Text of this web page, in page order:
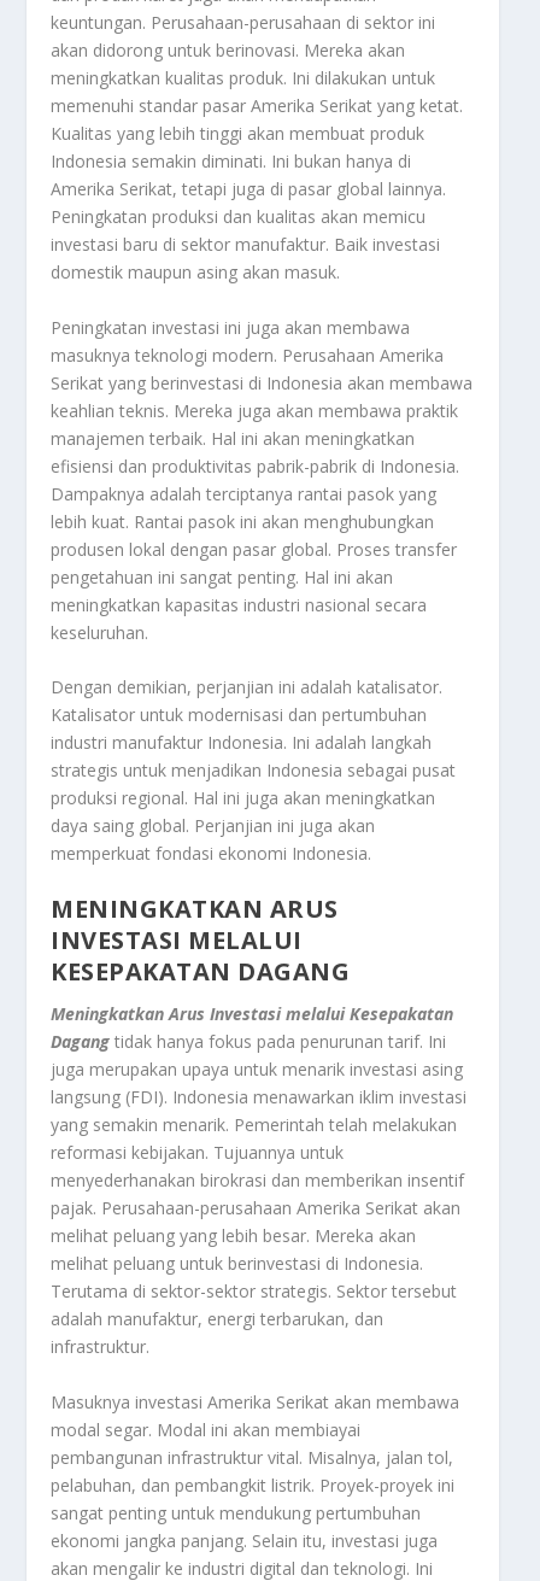
keuntungan. Perusahaan-perusahaan di sektor ini
akan didorong untuk berinovasi. Mereka akan
meningkatkan kualitas produk. Ini dilakukan untuk
memenuhi standar pasar Amerika Serikat yang ketat.
Kualitas yang lebih tinggi akan membuat produk
Indonesia semakin diminati. Ini bukan hanya di
Amerika Serikat, tetapi juga di pasar global lainnya.
Peningkatan produksi dan kualitas akan memicu
investasi baru di sektor manufaktur. Baik investasi
domestik maupun asing akan masuk.
Peningkatan investasi ini juga akan membawa
masuknya teknologi modern. Perusahaan Amerika
Serikat yang berinvestasi di Indonesia akan membawa
keahlian teknis. Mereka juga akan membawa praktik
manajemen terbaik. Hal ini akan meningkatkan
efisiensi dan produktivitas pabrik-pabrik di Indonesia.
Dampaknya adalah terciptanya rantai pasok yang
lebih kuat. Rantai pasok ini akan menghubungkan
produsen lokal dengan pasar global. Proses transfer
pengetahuan ini sangat penting. Hal ini akan
meningkatkan kapasitas industri nasional secara
keseluruhan.
Dengan demikian, perjanjian ini adalah katalisator.
Katalisator untuk modernisasi dan pertumbuhan
industri manufaktur Indonesia. Ini adalah langkah
strategis untuk menjadikan Indonesia sebagai pusat
produksi regional. Hal ini juga akan meningkatkan
daya saing global. Perjanjian ini juga akan
memperkuat fondasi ekonomi Indonesia.
MENINGKATKAN ARUS
INVESTASI MELALUI
KESEPAKATAN DAGANG
Meningkatkan Arus Investasi melalui Kesepakatan
Dagangtidak hanya fokus pada penurunan tarif. Ini
juga merupakan upaya untuk menarik investasi asing
langsung (FDI). Indonesia menawarkan iklim investasi
yang semakin menarik. Pemerintah telah melakukan
reformasi kebijakan. Tujuannya untuk
menyederhanakan birokrasi dan memberikan insentif
pajak. Perusahaan-perusahaan Amerika Serikat akan
melihat peluang yang lebih besar. Mereka akan
melihat peluang untuk berinvestasi di Indonesia.
Terutama di sektor-sektor strategis. Sektor tersebut
adalah manufaktur, energi terbarukan, dan
infrastruktur.
Masuknya investasi Amerika Serikat akan membawa
modal segar. Modal ini akan membiayai
pembangunan infrastruktur vital. Misalnya, jalan tol,
pelabuhan, dan pembangkit listrik. Proyek-proyek ini
sangat penting untuk mendukung pertumbuhan
ekonomi jangka panjang. Selain itu, investasi juga
akan mengalir ke industri digital dan teknologi. Ini